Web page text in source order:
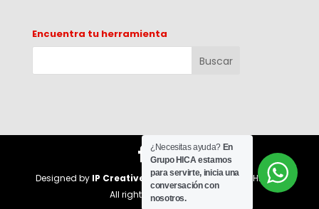
Encuentra tu herramienta
Designed by IP Creative Agencyfor Corporativo HI-CA |
All rights reserved 2026
¿Necesitas ayuda? En
Grupo HICA estamos
para servirte, inicia una
conversación con
nosotros.